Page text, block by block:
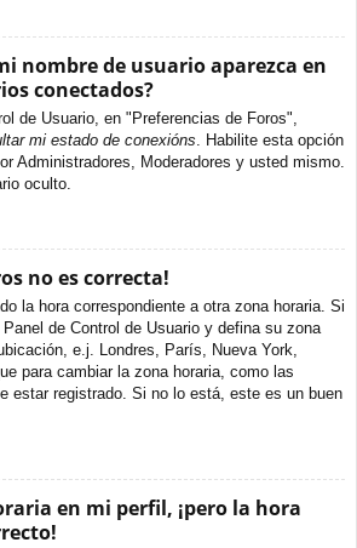
nombre de usuario aparezca en
conectados?
de Usuario, en "Preferencias de Foros",
mi estado de conexións. Habilite esta opción
Administradores, Moderadores y usted mismo.
oculto.
no es correcta!
la hora correspondiente a otra zona horaria. Si
de Control de Usuario y defina su zona
e.j. Londres, París, Nueva York,
para cambiar la zona horaria, como las
estar registrado. Si no lo está, este es un buen
en mi perfil, ¡pero la hora